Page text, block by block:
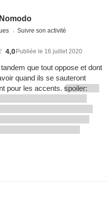
Suivre son activité
4,0Publiée le 16 juillet 2020
que tout oppose et dont
quand ils se sauteront
pour les accents. spoiler: